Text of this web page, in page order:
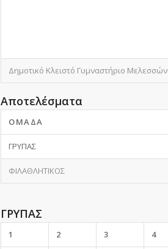
Δημοτικό Κλειστό Γυμναστήριο Μελεσσών
Αποτελέσματα
ΟΜΆΔΑ
ΓΡΥΠΑΣ
ΦΙΛΑΘΛΗΤΙΚΟΣ
ΓΡΥΠΑΣ
1 2 3 4